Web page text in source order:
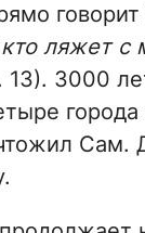
ляжет
13). 3000
Сам.